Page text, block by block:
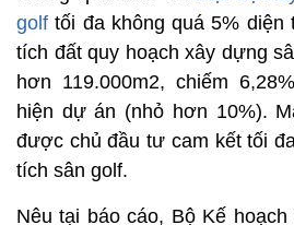
golf tối đa không quá 5% diện
tích đất quy hoạch xây dựng
hơn 119.000m2, chiếm
hiện dự án (nhỏ hơn 10%).
được chủ đầu tư cam kết tối
tích sân golf.
Nêu tại báo cáo, Bộ Kế